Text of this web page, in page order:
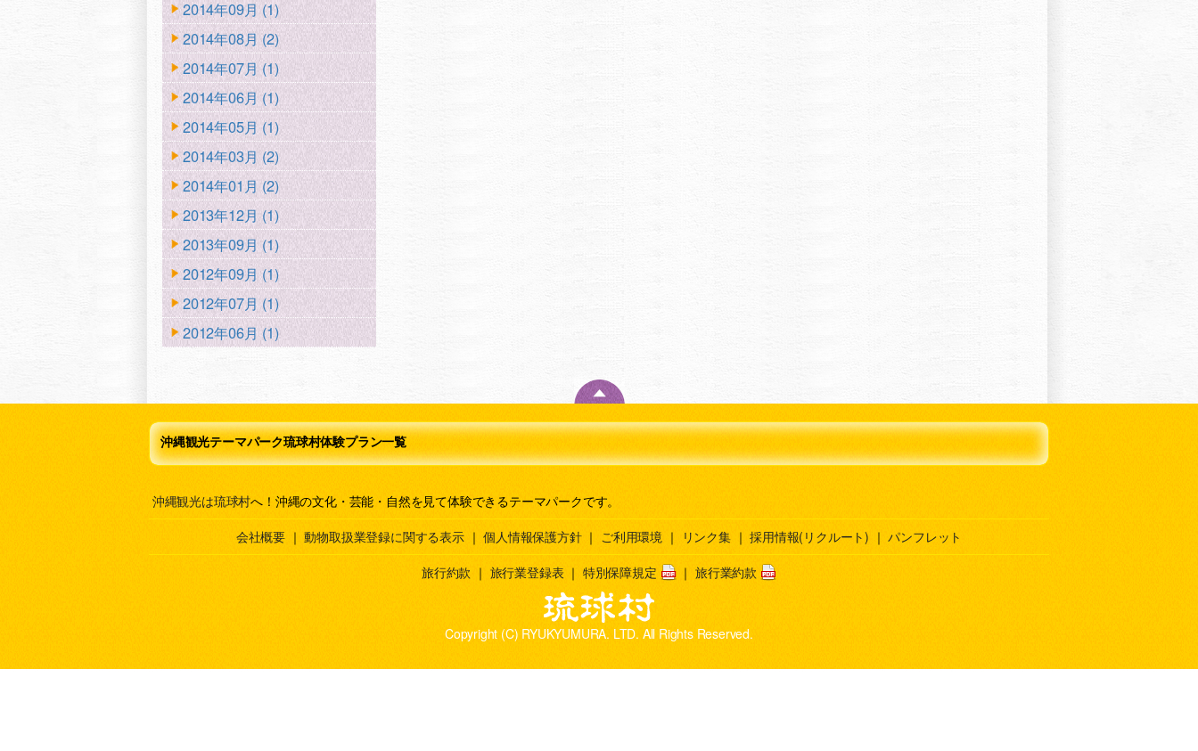
2014年09月 (1)
2014年08月 (2)
2014年07月 (1)
2014年06月 (1)
2014年05月 (1)
2014年03月 (2)
2014年01月 (2)
2013年12月 (1)
2013年09月 (1)
2012年09月 (1)
2012年07月 (1)
2012年06月 (1)
沖縄観光テーマパーク琉球村体験プラン一覧
沖縄観光は琉球村へ！沖縄の文化・芸能・自然を見て体験できるテーマパークです。
会社概要 ｜ 動物取扱業登録に関する表示 ｜ 個人情報保護方針 ｜ ご利用環境 ｜ リンク集 ｜ 採用情報(リクルート) ｜ パンフレット
旅行約款 ｜ 旅行業登録表 ｜ 特別保障規定 ｜ 旅行業約款
Copyright (C) RYUKYUMURA. LTD. All Rights Reserved.